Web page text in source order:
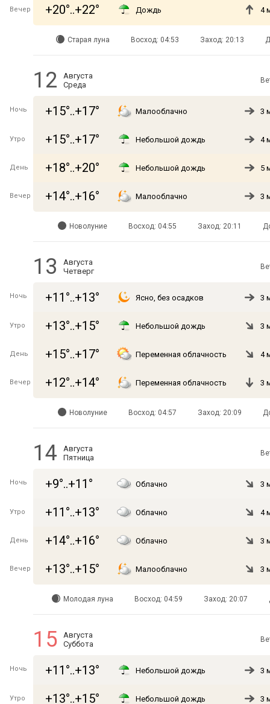
Вечер +20°..+22° Дождь 4
Старая луна Восход: 04:53 Заход: 20:13
12
Августа
Среда
Ночь +15°..+17° Малооблачно 3
Утро +15°..+17° Небольшой дождь 4
День +18°..+20° Небольшой дождь 5
Вечер +14°..+16° Малооблачно 3
Новолуние Восход: 04:55 Заход: 20:11
13
Августа
Четверг
Ночь +11°..+13° Ясно, без осадков 3
Утро +13°..+15° Небольшой дождь 3
День +15°..+17° Переменная облачность 4
Вечер +12°..+14° Переменная облачность 3
Новолуние Восход: 04:57 Заход: 20:09
14
Августа
Пятница
Ночь +9°..+11° Облачно 3
Утро +11°..+13° Облачно 4
День +14°..+16° Облачно 3
Вечер +13°..+15° Малооблачно 3
Молодая луна Восход: 04:59 Заход: 20:07
15
Августа
Суббота
Ночь +11°..+13° Небольшой дождь 3
Утро +13°..+15° Небольшой дождь 3